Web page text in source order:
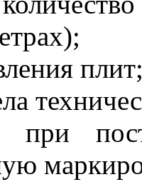
);
плит
при